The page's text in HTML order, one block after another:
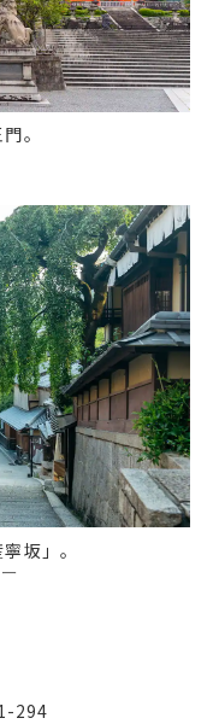
。
坂」。
294